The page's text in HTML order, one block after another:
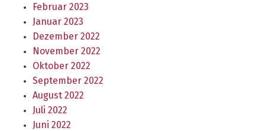
Februar 2023
Januar 2023
Dezember 2022
November 2022
Oktober 2022
September 2022
August 2022
Juli 2022
Juni 2022